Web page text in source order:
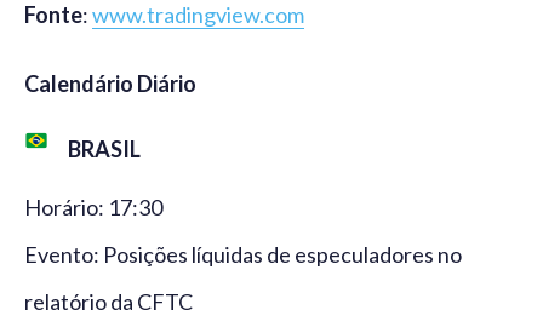
Fonte:www.tradingview.com
Calendário Diário
BRASIL
Horário: 17:30
Evento: Posições líquidas de especuladores no
relatório da CFTC